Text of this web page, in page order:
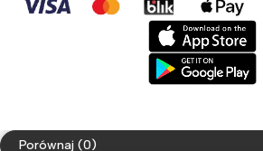
Porównaj (0)